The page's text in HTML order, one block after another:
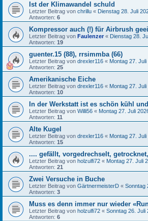
Ist der Klimawandel schuld
Letzter Beitrag von chrillu « Dienstag 28. Juli
Antworten: 6
Kompressor auch (!) für Airbrush
Letzter Beitrag von Faulenzer « Dienstag 28.
Antworten: 19
guenter.15 (88), rrsimmba (66)
Letzter Beitrag von drexler116 « Montag 27.
Antworten: 25
Amerikanische Eiche
Letzter Beitrag von drexler116 « Montag 27. Juli
Antworten: 10
In der Werkstatt ist es schön kühl
Letzter Beitrag von Willi56 « Montag 27. Juli
Antworten: 11
Alte Kugel
Letzter Beitrag von drexler116 « Montag 27.
Antworten: 15
.... gefällt, vorgedrechselt,
Letzter Beitrag von holzulfi72 « Montag 27. Juli
Antworten: 21
Zwei Versuche in Buche
Letzter Beitrag von GärtnermeisterD « Sonntag
Antworten: 3
Muss es denn immer nur wieder
Letzter Beitrag von holzulfi72 « Sonntag 26. Juli
Antworten: 6